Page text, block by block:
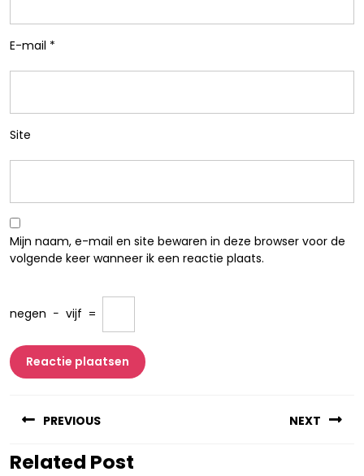
E-mail *
Site
Mijn naam, e-mail en site bewaren in deze browser voor de
volgende keer wanneer ik een reactie plaats.
negen − vijf =
PREVIOUS
Vorig
NEXT
Related Post